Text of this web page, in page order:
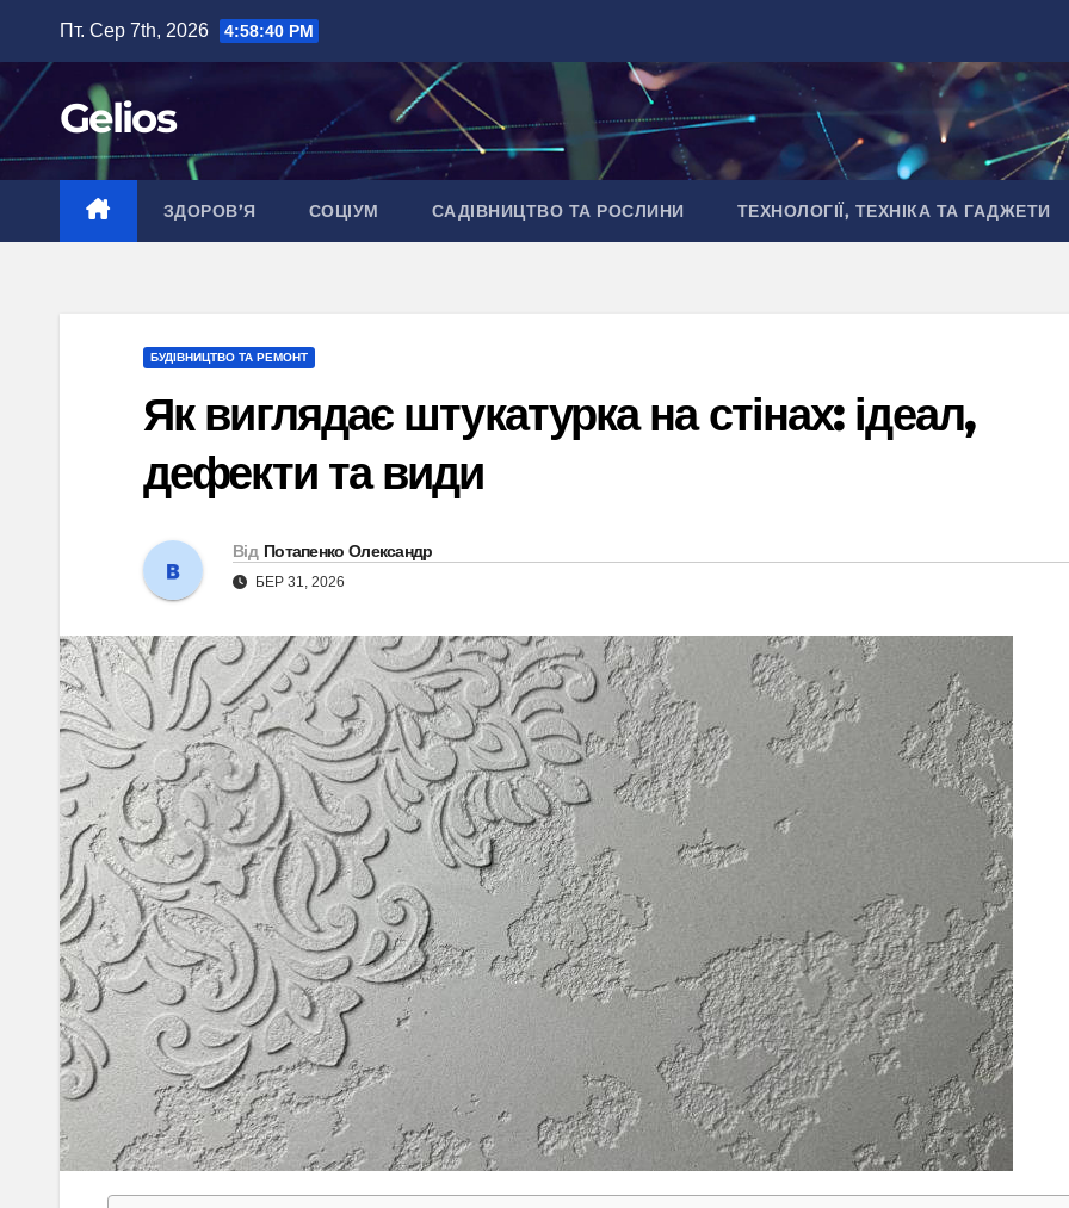
вмісту
Пт. Сер 7th, 2026 4:58:41 PM
Gelios
ЗДОРОВ’Я СОЦІУМ САДІВНИЦТВО ТА РОСЛИНИ ТЕХНОЛОГІЇ, ТЕХНІКА ТА ГАДЖЕТИ
БУДІВНИЦТВО ТА РЕМОНТ
Як виглядає штукатурка на стінах: ідеал,
дефекти та види
Від Потапенко Олександр
БЕР 31, 2026